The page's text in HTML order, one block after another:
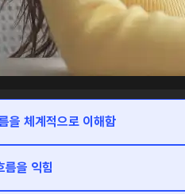
을 체계적으로 이해함
름을 익힘